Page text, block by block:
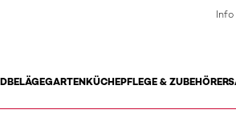
GARTENKÜCHEPFLEGE & ZUBEHÖR
Info